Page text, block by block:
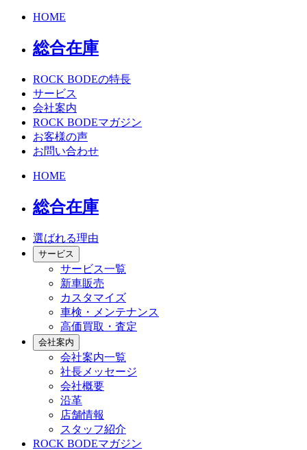
HOME
総合在庫
ROCK BODEの特長
サービス
会社案内
ROCK BODEマガジン
お客様の声
お問い合わせ
HOME
総合在庫
選ばれる理由
サービス
サービス一覧
新車販売
カスタマイズ
車検・メンテナンス
高価買取・査定
会社案内
会社案内一覧
社長メッセージ
会社概要
沿革
店舗情報
スタッフ紹介
ROCK BODEマガジン